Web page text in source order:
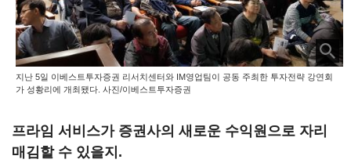
지난 5일 이베스트투자증권 리서치센터와 IM영업팀이 공동 주최한 투자전략 강연회
가 성황리에 개최됐다. 사진/이베스트투자증권
프라임 서비스가 증권사의 새로운 수익원으로 자리
매김할 수 있을지.